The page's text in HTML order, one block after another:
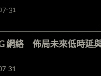
31
網絡 佈局未來低時延
31